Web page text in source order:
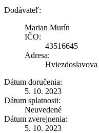
Dodávateľ:
Marian Murín
IČO:
43516645
Adresa:
Dátum doručenia:
5. 10. 2023
Dátum splatnosti:
Neuvedené
Dátum zverejnenia:
5. 10. 2023